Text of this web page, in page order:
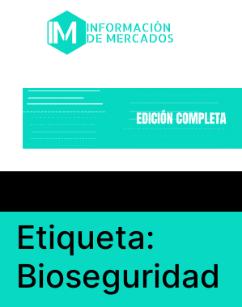
Etiqueta:
Bioseguridad